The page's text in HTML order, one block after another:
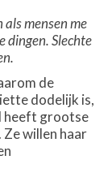
als mensen me
dingen. Slechte
de
dodelijk is,
heeft grootse
Ze willen haar